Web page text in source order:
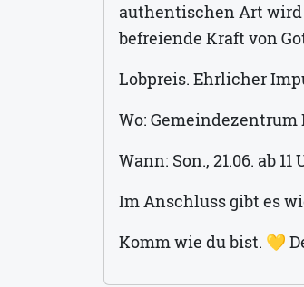
authentischen Art
befreiende Kraft von
Lobpreis. Ehrlicher
Wo: Gemeindezentrum
Wann: Son., 21.06. ab 11
Im Anschluss gibt es
Komm wie du bist. 💛